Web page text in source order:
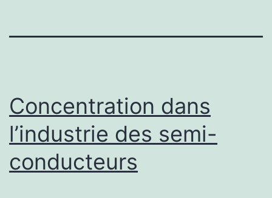
Concentration dans
l’industrie des semi-
conducteurs